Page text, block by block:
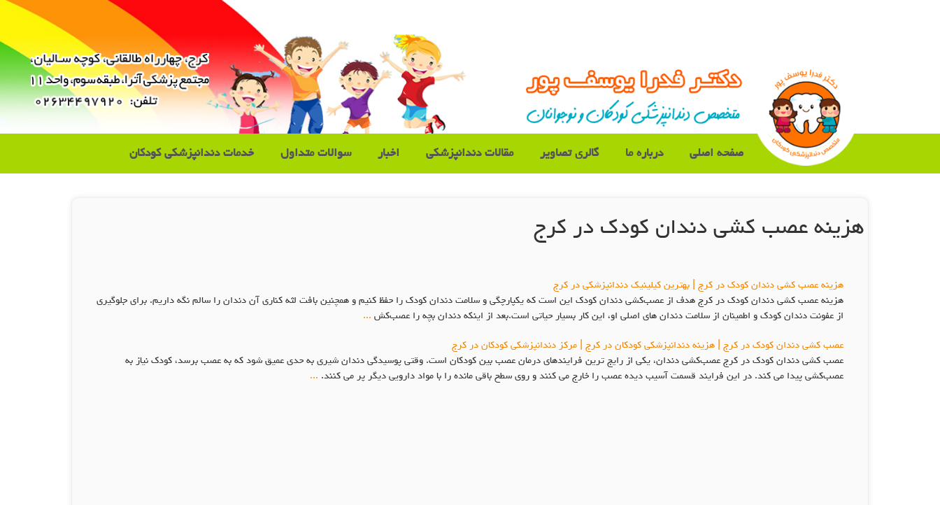
صفحه اصلی درباره ما گالری تصاویر مقالات دندانپزشکی اخبار سوالات متداول خدمات دندانپزشکی کودکان
هزینه عصب کشی دندان کودک در کرج
هزینه عصب کشی دندان کودک در کرج | بهترین کیلینیک دندانپزشکی در کرج
هزینه عصب کشی دندان کودک در کرج هدف از عصب‌کشی دندان کودک این است که یکپارچگی و سلامت دندان کودک را حفظ کنیم و همچنین بافت لثه کناری آن دندان را سالم نگه داریم. برای جلوگیری
از عفونت دندان کودک و اطمینان از سلامت دندان های اصلی او، این کار بسیار حیاتی است.بعد از اینکه دندان بچه را عصب‌کش ...
عصب کشی دندان کودک در کرج | هزینه دندانپزشکی کودکان در کرج | مرکز دندانپزشکی کودکان در کرج
عصب کشی دندان کودک در کرج عصب‌کشی دندان، یکی از رایج ترین فرایندهای درمان عصب بین کودکان است. وقتی پوسیدگی دندان شیری به حدی عمیق شود که به عصب برسد، کودک نیاز به
عصب‌کشی پیدا می کند. در این فرایند قسمت آسیب دیده عصب را خارج می کنند و روی سطح باقی مانده را با مواد دارویی دیگر پر می کنند. ...